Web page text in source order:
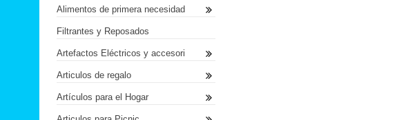
Alimentos de primera necesidad
Filtrantes y Reposados
Artefactos Eléctricos y accesori
Articulos de regalo
Artículos para el Hogar